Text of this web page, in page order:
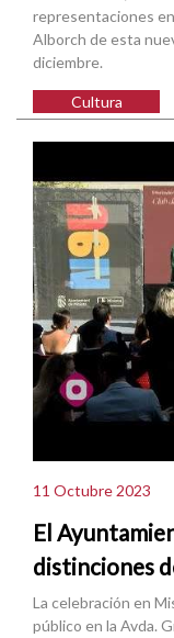
representaciones
Alborch de esta
diciembre.
Cultura
11 Octubre 2023
El
distinciones
La celebración en
público en la Avda.